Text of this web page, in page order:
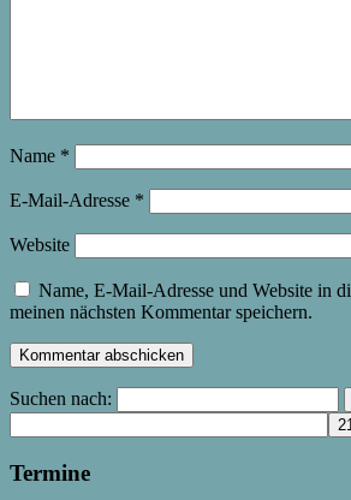
Name *
E-Mail-Adresse *
Website
Name, E-Mail-Adresse und Website in
meinen nächsten Kommentar speichern.
Suchen nach:
Termine